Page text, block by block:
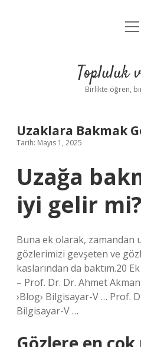
Yasal
Topluluk
Birlikte öğren,
Uzaklara Bakmak
Tarih: Mayıs 1, 2025
Uzağa
iyi gelir mi?
Buna ek olarak, zamandan
gözlerimizi gevşeten ve
kaslarından da baktım.20
– Prof. Dr. Dr. Ahmet
›Blog› Bilgisayar-V … Prof.
Bilgisayar-V …